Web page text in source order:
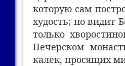
которую сам
худость; но видит
только
Печерском
калек, просящих